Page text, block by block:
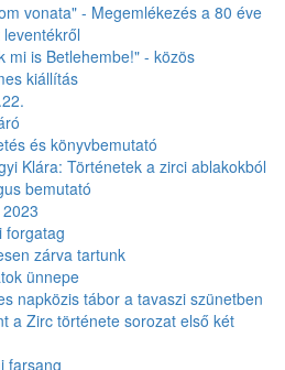
vonata" - Megemlékezés a 80 éve
mi is Betlehembe!" - közös
kiállítás
és könyvbemutató
Klára: Történetek a zirci ablakokból
bemutató
forgatag
zárva tartunk
ünnepe
napközis tábor a tavaszi szünetben
a Zirc története sorozat első két
farsang